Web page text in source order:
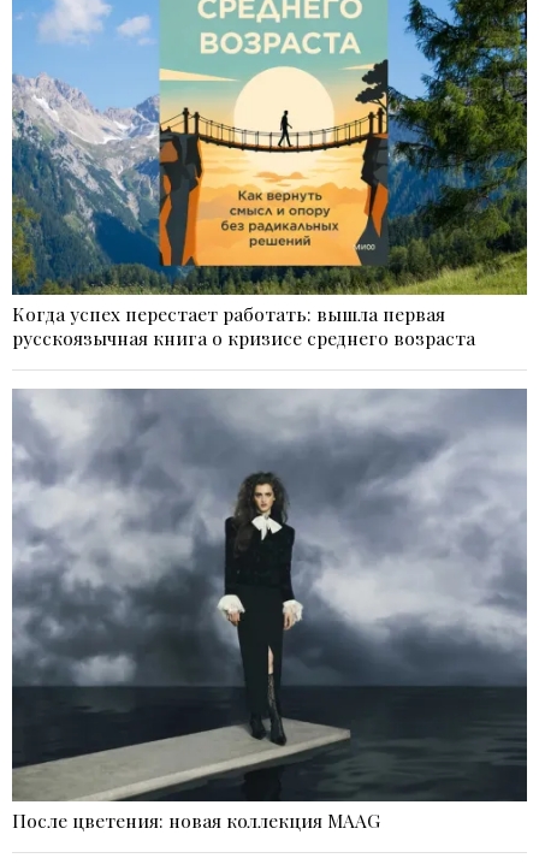
Когда успех перестает работать: вышла первая
русскоязычная книга о кризисе среднего возраста
После цветения: новая коллекция MAAG